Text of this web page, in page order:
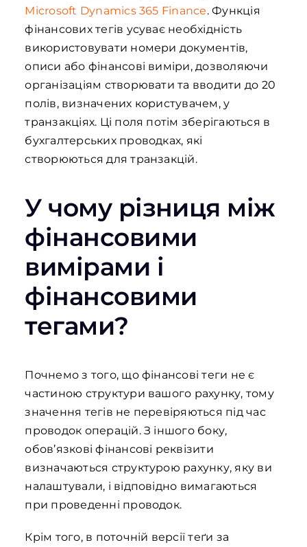
Microsoft Dynamics 365 Finance. Функція
фінансових тегів усуває необхідність
використовувати номери документів,
описи або фінансові виміри, дозволяючи
організаціям створювати та вводити до 20
полів, визначених користувачем, у
транзакціях. Ці поля потім зберігаються в
бухгалтерських проводках, які
створюються для транзакцій.
У чому різниця між
фінансовими
вимірами і
фінансовими
тегами?
Почнемо з того, що фінансові теги не є
частиною структури вашого рахунку, тому
значення тегів не перевіряються під час
проводок операцій. З іншого боку,
обов’язкові фінансові реквізити
визначаються структурою рахунку, яку ви
налаштували, і відповідно вимагаються
при проведенні проводок.
Крім того, в поточній версії теґи за